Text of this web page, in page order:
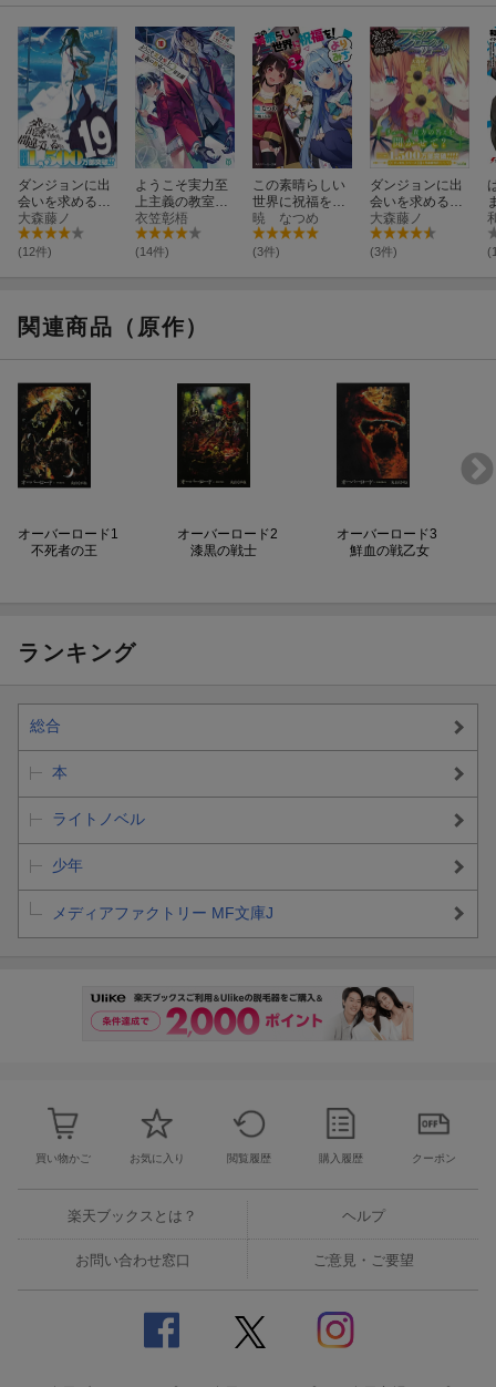
ダンジョンに出
会いを求めるの
は間違っている
だろうか 19
大森藤ノ
(12件)
ようこそ実力至
上主義の教室
へ 2年生編10
衣笠彰梧
(14件)
この素晴らしい
世界に祝福を！
よりみち3回
目！
暁 なつめ
(3件)
ダンジョンに出
会いを求めるの
は間違っている
だろうか ファミ
リアクロニクル
大森藤ノ
(3件)
関連商品（原作）
オーバーロード1
不死者の王
オーバーロード2
漆黒の戦士
オーバーロード3
鮮血の戦乙女
ランキング
総合
本
ライトノベル
少年
メディアファクトリー MF文庫J
買い物かご お気に入り 閲覧履歴 購入履歴 クーポン
楽天ブックスとは？ ヘルプ
お問い合わせ窓口 ご意見・ご要望